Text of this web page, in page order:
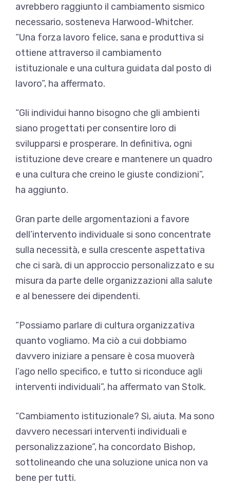
avrebbero raggiunto il cambiamento sismico
necessario, sosteneva Harwood-Whitcher.
“Una forza lavoro felice, sana e produttiva si
ottiene attraverso il cambiamento
istituzionale e una cultura guidata dal posto di
lavoro”, ha affermato.
“Gli individui hanno bisogno che gli ambienti
siano progettati per consentire loro di
svilupparsi e prosperare. In definitiva, ogni
istituzione deve creare e mantenere un quadro
e una cultura che creino le giuste condizioni”,
ha aggiunto.
Gran parte delle argomentazioni a favore
dell’intervento individuale si sono concentrate
sulla necessità, e sulla crescente aspettativa
che ci sarà, di un approccio personalizzato e su
misura da parte delle organizzazioni alla salute
e al benessere dei dipendenti.
“Possiamo parlare di cultura organizzativa
quanto vogliamo. Ma ciò a cui dobbiamo
davvero iniziare a pensare è cosa muoverà
l’ago nello specifico, e tutto si riconduce agli
interventi individuali”, ha affermato van Stolk.
“Cambiamento istituzionale? Sì, aiuta. Ma sono
davvero necessari interventi individuali e
personalizzazione”, ha concordato Bishop,
sottolineando che una soluzione unica non va
bene per tutti.